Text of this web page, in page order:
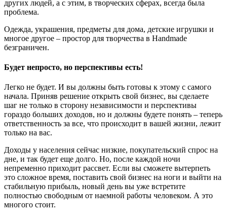
других людей, а с этим, в творческих сферах, всегда была
проблема.
Одежда, украшения, предметы для дома, детские игрушки и
многое другое – простор для творчества в Handmade
безграничен.
Будет непросто, но перспективы есть!
Легко не будет. И вы должны быть готовы к этому с самого
начала. Приняв решение открыть свой бизнес, вы сделаете
шаг не только в сторону независимости и перспективы
гораздо больших доходов, но и должны будете понять – теперь
ответственность за все, что происходит в вашей жизни, лежит
только на вас.
Доходы у населения сейчас низкие, покупательский спрос на
дне, и так будет еще долго. Но, после каждой ночи
непременно приходит рассвет. Если вы сможете вытерпеть
это сложное время, поставить свой бизнес на ноги и выйти на
стабильную прибыль, новый день вы уже встретите
полностью свободным от наемной работы человеком. А это
многого стоит.